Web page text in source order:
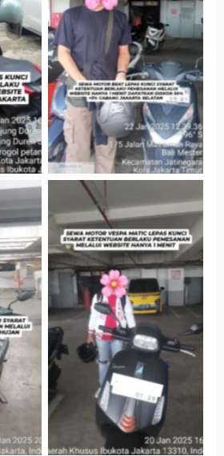
Cityplaza
Jatinegara Gedung
Parkir P6A
Cityplaza
Jatinegara Gedung
Parkir P6A